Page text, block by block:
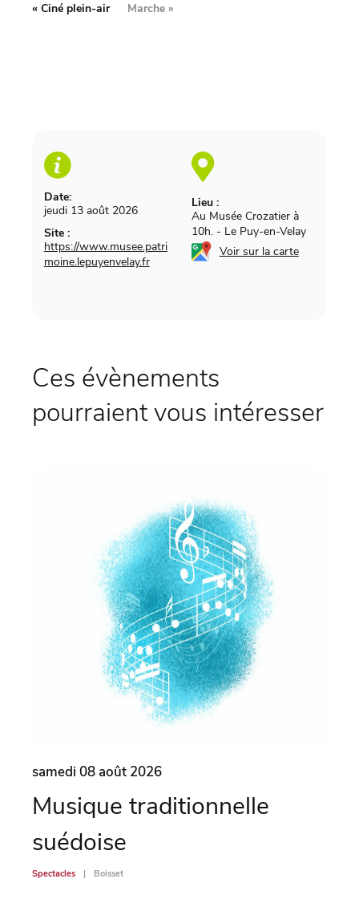
Date:
jeudi 13 août 2026
Site :
https://www.musee.patri
moine.lepuyenvelay.fr
Lieu :
Au Musée Crozatier à
10h. - Le Puy-en-Velay
Voir sur la carte
« Ciné plein-air Marche »
Ces évènements
pourraient vous intéresser
samedi 08 août 2026
Musique traditionnelle
suédoise
Spectacles Boisset